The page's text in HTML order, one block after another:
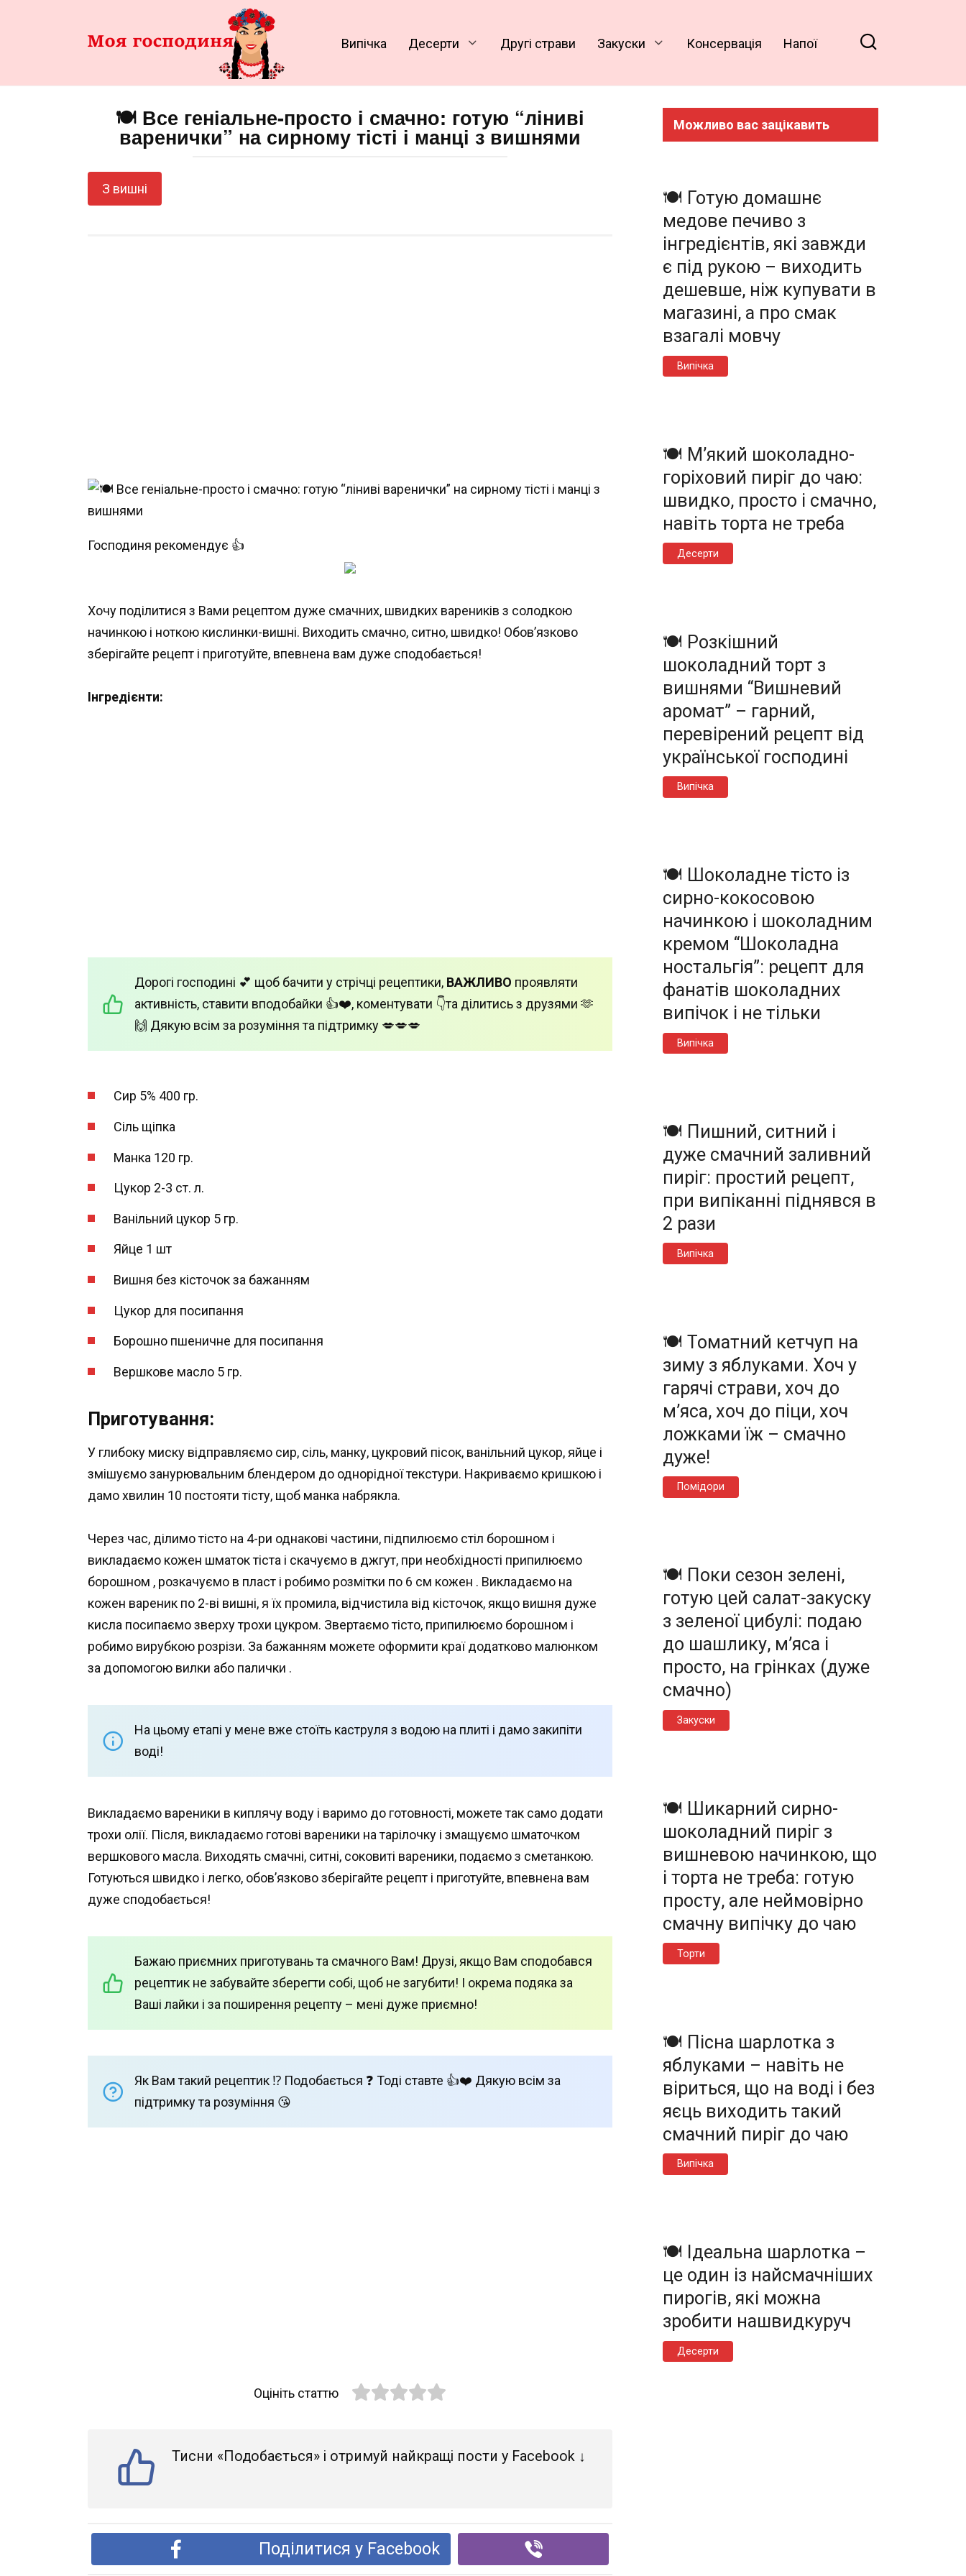
Випічка Десерти Другі страви Закуски Консервація Напої
🍽️ Все геніальне-просто і смачно: готую “ліниві
варенички” на сирному тісті і манці з вишнями
З вишні
Господиня рекомендує 👍
Хочу поділитися з Вами рецептом дуже смачних, швидких вареників з солодкою
начинкою і ноткою кислинки-вишні. Виходить смачно, ситно, швидко! Обов’язково
зберігайте рецепт і приготуйте, впевнена вам дуже сподобається!
Інгредієнти:
Дорогі господині 💕 щоб бачити у стрічці рецептики, ВАЖЛИВО проявляти
активність, ставити вподобайки 👍❤️, коментувати 👇та ділитись з друзями 🫶
🙌 Дякую всім за розуміння та підтримку 💋💋💋
Сир 5% 400 гр.
Сіль щіпка
Манка 120 гр.
Цукор 2-3 ст. л.
Ванільний цукор 5 гр.
Яйце 1 шт
Вишня без кісточок за бажанням
Цукор для посипання
Борошно пшеничне для посипання
Вершкове масло 5 гр.
Приготування:
У глибоку миску відправляємо сир, сіль, манку, цукровий пісок, ванільний цукор, яйце і
змішуємо занурювальним блендером до однорідної текстури. Накриваємо кришкою і
дамо хвилин 10 постояти тісту, щоб манка набрякла.
Через час, ділимо тісто на 4-ри однакові частини, підпилюємо стіл борошном і
викладаємо кожен шматок тіста і скачуємо в джгут, при необхідності припилюємо
борошном , розкачуємо в пласт і робимо розмітки по 6 см кожен . Викладаємо на
кожен вареник по 2-ві вишні, я їх промила, відчистила від кісточок, якщо вишня дуже
кисла посипаємо зверху трохи цукром. Звертаємо тісто, припилюємо борошном і
робимо вирубкою розрізи. За бажанням можете оформити краї додатково малюнком
за допомогою вилки або палички .
На цьому етапі у мене вже стоїть каструля з водою на плиті і дамо закипіти
воді!
Викладаємо вареники в киплячу воду і варимо до готовності, можете так само додати
трохи олії. Після, викладаємо готові вареники на тарілочку і змащуємо шматочком
вершкового масла. Виходять смачні, ситні, соковиті вареники, подаємо з сметанкою.
Готуються швидко і легко, обов’язково зберігайте рецепт і приготуйте, впевнена вам
дуже сподобається!
Бажаю приємних приготувань та смачного Вам! Друзі, якщо Вам сподобався
рецептик не забувайте зберегти собі, щоб не загубити! І окрема подяка за
Ваші лайки і за поширення рецепту – мені дуже приємно!
Як Вам такий рецептик ⁉️ Подобається ❓ Тоді ставте 👍❤️ Дякую всім за
підтримку та розуміння 😘
Оцініть статтю
Тисни «Подобається» і отримуй найкращі пости у Facebook ↓
Поділитися у Facebook
Можливо вас зацікавить
🍽️ Готую домашнє
медове печиво з
інгредієнтів, які завжди
є під рукою – виходить
дешевше, ніж купувати в
магазині, а про смак
взагалі мовчу
Випічка
🍽️ М’який шоколадно-
горіховий пиріг до чаю:
швидко, просто і смачно,
навіть торта не треба
Десерти
🍽️ Розкішний
шоколадний торт з
вишнями “Вишневий
аромат” – гарний,
перевірений рецепт від
української господині
Випічка
🍽️ Шоколадне тісто із
сирно-кокосовою
начинкою і шоколадним
кремом “Шоколадна
ностальгія”: рецепт для
фанатів шоколадних
випічок і не тільки
Випічка
🍽️ Пишний, ситний і
дуже смачний заливний
пиріг: простий рецепт,
при випіканні піднявся в
2 рази
Випічка
🍽️ Томатний кетчуп на
зиму з яблуками. Хоч у
гарячі страви, хоч до
м’яса, хоч до піци, хоч
ложками їж – смачно
дуже!
Помідори
🍽️ Поки сезон зелені,
готую цей салат-закуску
з зеленої цибулі: подаю
до шашлику, м’яса і
просто, на грінках (дуже
смачно)
Закуски
🍽️ Шикарний сирно-
шоколадний пиріг з
вишневою начинкою, що
і торта не треба: готую
просту, але неймовірно
смачну випічку до чаю
Торти
🍽️ Пісна шарлотка з
яблуками – навіть не
віриться, що на воді і без
яєць виходить такий
смачний пиріг до чаю
Випічка
🍽️ Ідеальна шарлотка –
це один із найсмачніших
пирогів, які можна
зробити нашвидкуруч
Десерти